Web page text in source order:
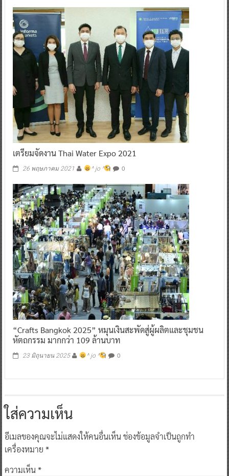
เตรียมจัดงาน Thai Water Expo 2021
26 พฤษภาคม 2021 ^ jo ^ 0
“Crafts Bangkok 2025” หมุนเงินสะพัดสู่ผู้ผลิตและชุมชน
หัตถกรรม มากกว่า 109 ล้านบาท
23 มิถุนายน 2025 ^ jo ^ 0
ใส่ความเห็น
อีเมลของคุณจะไม่แสดงให้คนอื่นเห็นช่องข้อมูลจำเป็นถูกทำ
เครื่องหมาย *
ความเห็น*